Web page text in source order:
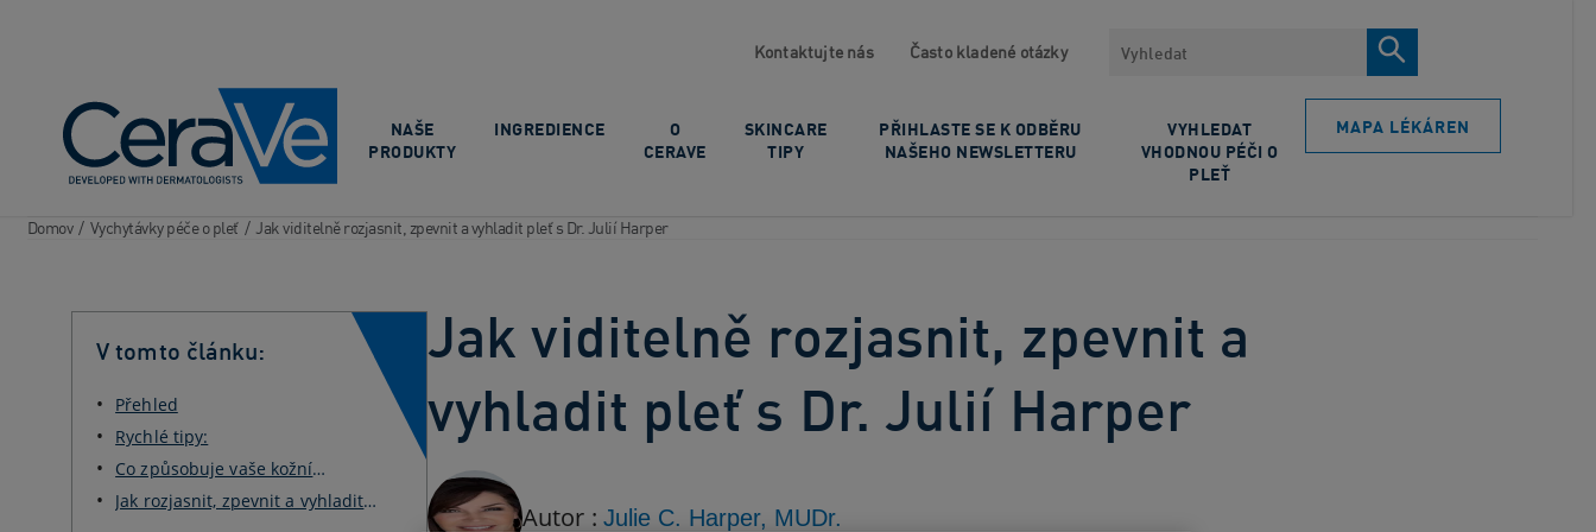
Kontaktujte nás Často kladené otázky Vyhledávat
NAŠE
PRODUKTY
INGREDIENCE
O
CERAVE
SKINCARE
TIPY
PŘIHLASTE SE K ODBĚRU
NAŠEHO NEWSLETTERU
VYHLEDAT
VHODNOU PÉČI O
PLEŤ
MAPA LÉKÁREN
Domov / Vychytávky péče o pleť / Jak viditelně rozjasnit, zpevnit a vyhladit pleť s Dr. Julií Harper
Jak viditelně rozjasnit, zpevnit a
vyhladit pleť s Dr. Julií Harper
Autor : Julie C. Harper, MUDr.
V tomto článku:
Přehled
Rychlé tipy:
Co způsobuje vaše kožní
problémy?
Jak rozjasnit, zpevnit a vyhladit